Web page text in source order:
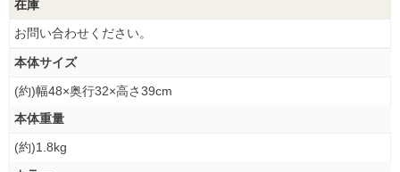
在庫
お問い合わせください。
本体サイズ
(約)幅48×奥行32×高さ39cm
本体重量
(約)1.8kg